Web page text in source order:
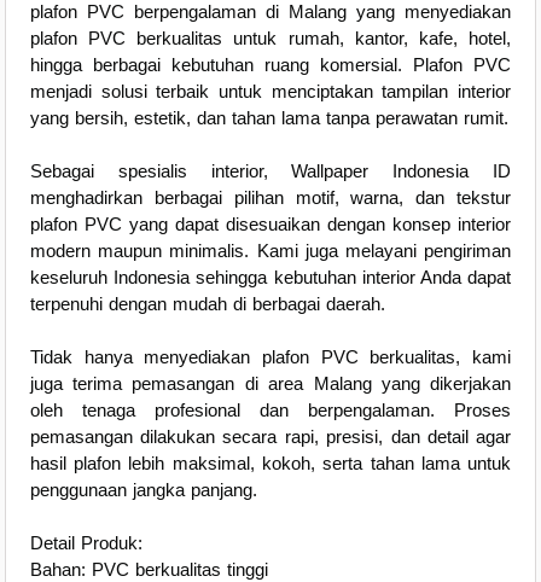
plafon PVC berpengalaman di Malang yang menyediakan
plafon PVC berkualitas untuk rumah, kantor, kafe, hotel,
hingga berbagai kebutuhan ruang komersial. Plafon PVC
menjadi solusi terbaik untuk menciptakan tampilan interior
yang bersih, estetik, dan tahan lama tanpa perawatan rumit.
Sebagai spesialis interior, Wallpaper Indonesia ID
menghadirkan berbagai pilihan motif, warna, dan tekstur
plafon PVC yang dapat disesuaikan dengan konsep interior
modern maupun minimalis. Kami juga melayani pengiriman
keseluruh Indonesia sehingga kebutuhan interior Anda dapat
terpenuhi dengan mudah di berbagai daerah.
Tidak hanya menyediakan plafon PVC berkualitas, kami
juga terima pemasangan di area Malang yang dikerjakan
oleh tenaga profesional dan berpengalaman. Proses
pemasangan dilakukan secara rapi, presisi, dan detail agar
hasil plafon lebih maksimal, kokoh, serta tahan lama untuk
penggunaan jangka panjang.
Detail Produk:
Bahan: PVC berkualitas tinggi